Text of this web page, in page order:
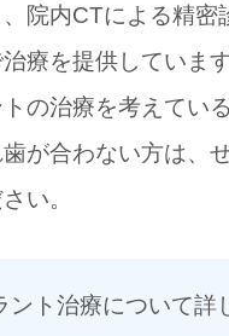
院内CTによる精密
療を提供していま
の治療を考えてい
が合わない方は、
い。
ント治療について詳